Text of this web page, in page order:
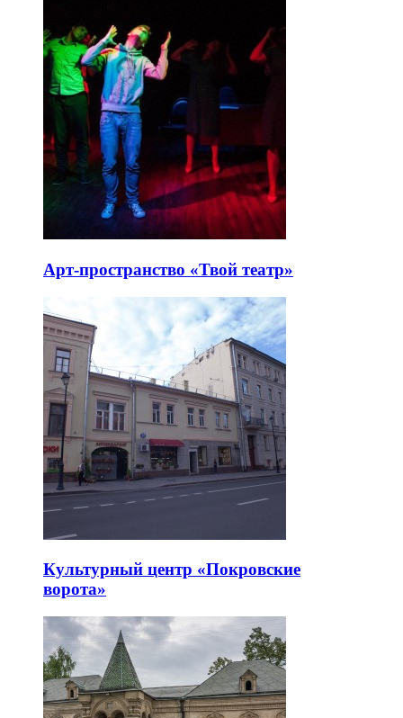
Арт-пространство «Твой театр»
Культурный центр «Покровские
ворота»